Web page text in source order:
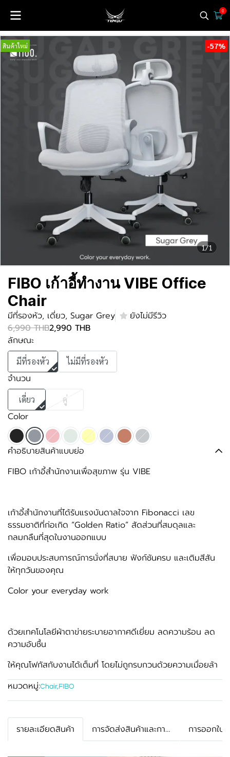
0
1/1
สินค้าใหม่ -57%
FIBO เก้าอี้ทำงาน VIBE Office
Chair
มีที่รองหัว, เดี่ยว, Sugar Grey
ยังไม่มีรีวิว
6,990 THB2,990 THB
ลักษณะ
มีที่รองหัว ไม่มีที่รองหัว
จำนวน
เดี่ยว คู่
Color
คำอธิบายสินค้าแบบย่อ
FIBO เก้าอี้สำนักงานเพื่อสุขภาพ รุ่น VIBE
เก้าอี้สำนักงานที่ได้รับแรงบันดาลใจจาก Fibonacci เลข
ธรรมชาติที่ก่อเกิด “Golden Ratio” สัดส่วนที่สมดุลและ
กลมกลืนที่สุดในงานออกแบบ
เพื่อมอบประสบการณ์การนั่งที่สบาย ฟังก์ชันครบ และเติมสีสัน
ให้ทุกวันของคุณ
Color your everyday work
ด้วยเทคโนโลยีผ้าตาข่ายระบายอากาศดีเยี่ยม ลดความร้อน ลด
ความอับชื้น
ให้คุณโฟกัสกับงานได้เต็มที่ โดยไม่ถูกรบกวนด้วยความเมื่อยล้า
หมวดหมู่:Chair,FIBO
รายละเอียดสินค้า การจัดส่งสินค้าและการรับประกัน การออกใบ